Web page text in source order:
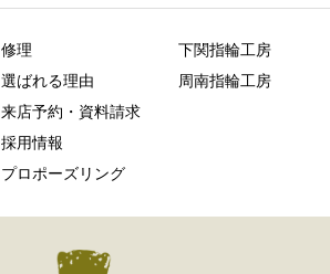
修理
選ばれる理由
来店予約・資料請求
採用情報
プロポーズリング
下関指輪工房
周南指輪工房